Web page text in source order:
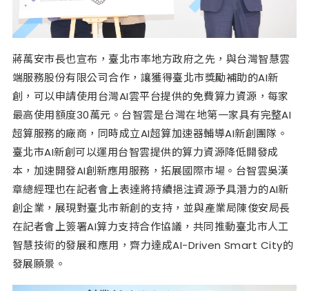
蔣萬安市長也宣布，臺北市率地方政府之先，與台灣智慧雲
端服務股份有限公司合作，讓獲得臺北市獎勵補助的AI新
創，可以申請使用台灣AI雲平台提供的免費算力資源，每家
最高使用額度30萬元。台智雲是台灣在地第一家具有完整AI
超算服務的廠商，同時成立AI超算加速器輔導AI新創團隊。
臺北市AI新創可以運用台智雲提供的算力資源降低開發成
本，加速開發AI創新應用服務，拓展國際市場。台智雲吳漢
章總經理也在記者會上表達將持續挹注資源予具潛力的AI新
創企業，展現對臺北市新創的支持，並與產業局陳俊安局長
在記者會上簽署AI算力支持合作協議，共同推動臺北市人工
智慧技術的發展和應用，齊力達成AI-Driven Smart City的
發展願景。